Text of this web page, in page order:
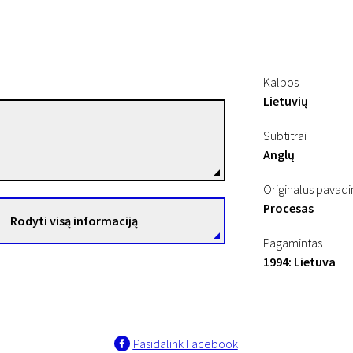
Rodyti visą informaciją
Kalbos
Lietuvių
Subtitrai
Anglų
Originalus
Procesas
Pagamintas
1994: Lietuva
Pasidalink Facebook